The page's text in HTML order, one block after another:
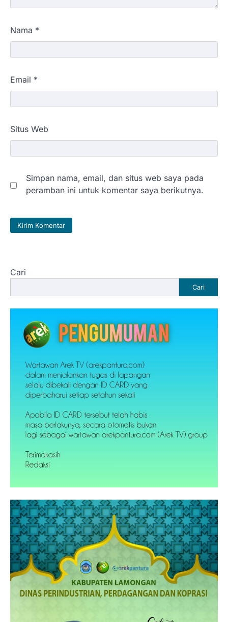
Nama *
Email *
Situs Web
Simpan nama, email, dan situs web saya pada
peramban ini untuk komentar saya berikutnya.
Cari
Cari